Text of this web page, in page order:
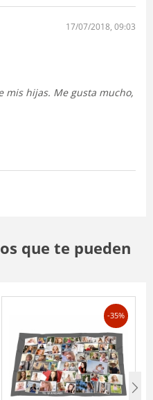
17/07/2018, 09:03
que te pueden
-35%